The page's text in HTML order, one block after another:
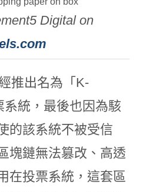
Digital on
推出名為「K-
統，最後也因為駭
的該系統不被受信
塊鏈無法篡改、高透
在投票系統，這套區